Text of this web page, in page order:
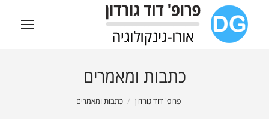
כתבות ומאמרים
פרופ' דוד גורדון כתבות ומאמרים